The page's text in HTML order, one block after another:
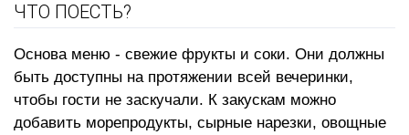
ЧТО ПОЕСТЬ?
Основа меню - свежие фрукты и соки. Они должны
быть доступны на протяжении всей вечеринки,
чтобы гости не заскучали. К закускам можно
добавить морепродукты, сырные нарезки, овощные